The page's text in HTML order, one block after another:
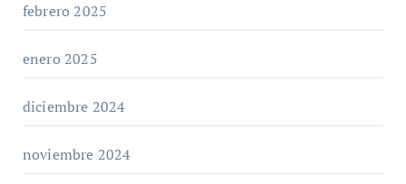
febrero 2025
enero 2025
diciembre 2024
noviembre 2024